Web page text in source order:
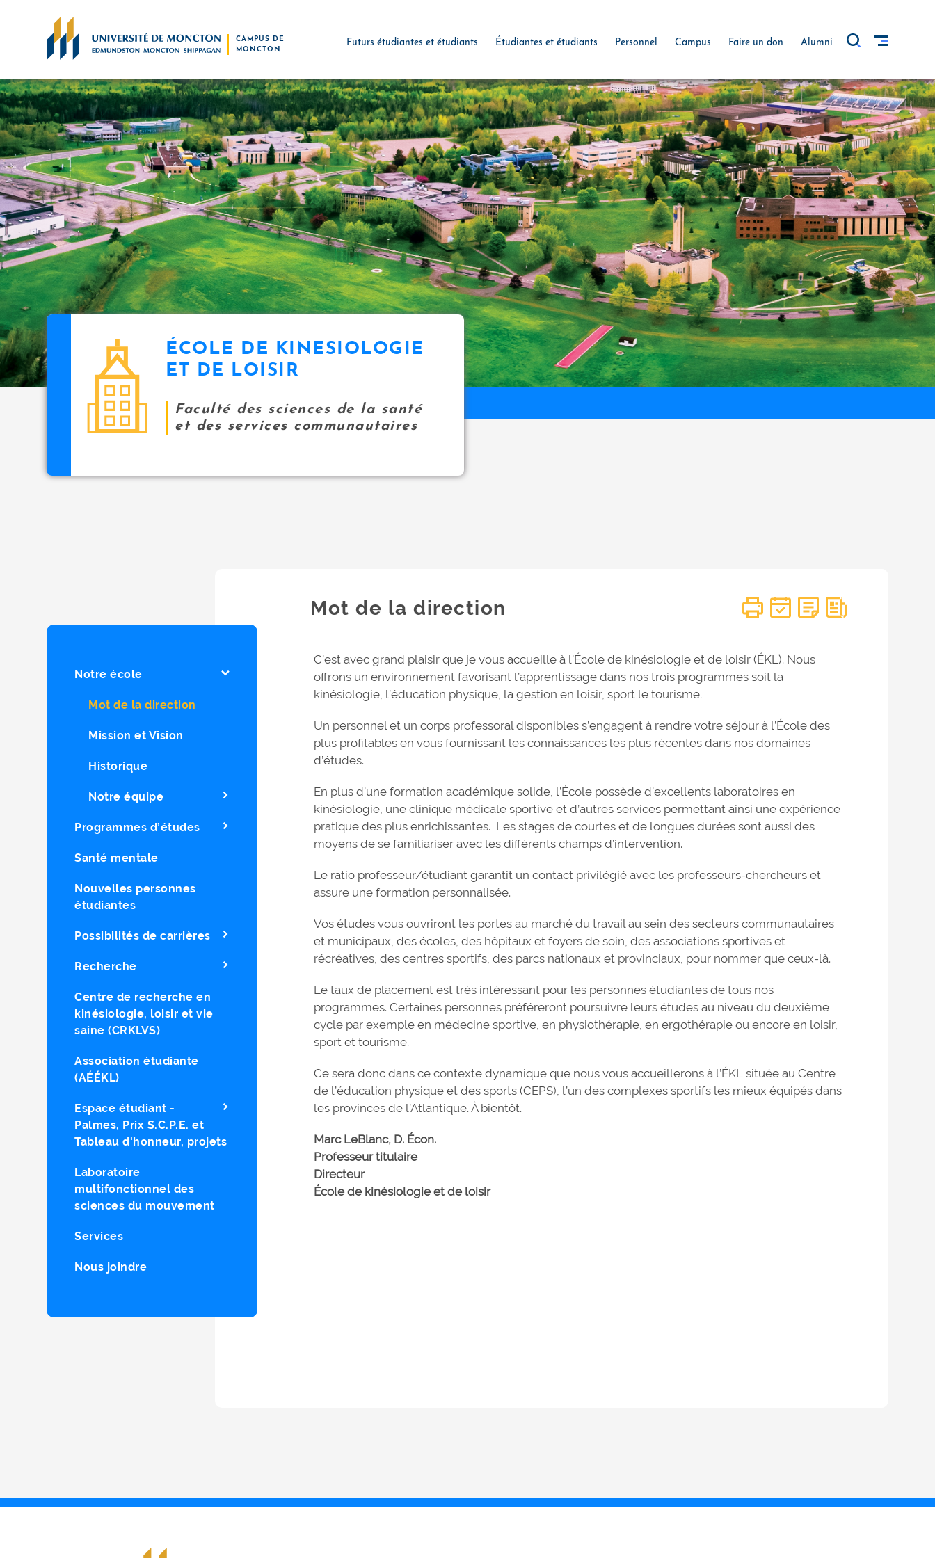
CAMPUS DE
MONCTON
Futurs étudiantes et étudiants Étudiantes et étudiants Personnel Campus Faire un don Alumni
ÉCOLE DE KINESIOLOGIE
ET DE LOISIR
Faculté des sciences de la santé
et des services communautaires
Notre école
Mot de la direction
Mission et Vision
Historique
Notre équipe
Programmes d’études
Santé mentale
Nouvelles personnes
étudiantes
Possibilités de carrières
Recherche
Centre de recherche en
kinésiologie, loisir et vie
saine (CRKLVS)
Association étudiante
(AÉÉKL)
Espace étudiant -
Palmes, Prix S.C.P.E. et
Tableau d'honneur, projets
Laboratoire
multifonctionnel des
sciences du mouvement
Services
Nous joindre
Mot de la direction
C’est avec grand plaisir que je vous accueille à l’École de kinésiologie et de loisir (ÉKL). Nous
offrons un environnement favorisant l’apprentissage dans nos trois programmes soit la
kinésiologie, l’éducation physique, la gestion en loisir, sport le tourisme.
Un personnel et un corps professoral disponibles s’engagent à rendre votre séjour à l’École des
plus profitables en vous fournissant les connaissances les plus récentes dans nos domaines
d’études.
En plus d’une formation académique solide, l’École possède d’excellents laboratoires en
kinésiologie, une clinique médicale sportive et d’autres services permettant ainsi une expérience
pratique des plus enrichissantes. Les stages de courtes et de longues durées sont aussi des
moyens de se familiariser avec les différents champs d’intervention.
Le ratio professeur/étudiant garantit un contact privilégié avec les professeurs-chercheurs et
assure une formation personnalisée.
Vos études vous ouvriront les portes au marché du travail au sein des secteurs communautaires
et municipaux, des écoles, des hôpitaux et foyers de soin, des associations sportives et
récréatives, des centres sportifs, des parcs nationaux et provinciaux, pour nommer que ceux-là.
Le taux de placement est très intéressant pour les personnes étudiantes de tous nos
programmes. Certaines personnes préféreront poursuivre leurs études au niveau du deuxième
cycle par exemple en médecine sportive, en physiothérapie, en ergothérapie ou encore en loisir,
sport et tourisme.
Ce sera donc dans ce contexte dynamique que nous vous accueillerons à l’ÉKL située au Centre
de l’éducation physique et des sports (CEPS), l’un des complexes sportifs les mieux équipés dans
les provinces de l’Atlantique. À bientôt.
Marc LeBlanc, D. Écon.
Professeur titulaire
Directeur
École de kinésiologie et de loisir